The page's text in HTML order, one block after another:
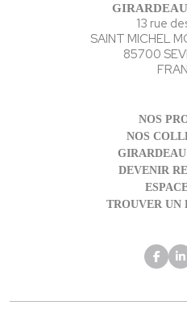
13 rue
SAINT MICHEL
85700
NOS
NOS
DEVENIR
TROUVER UN